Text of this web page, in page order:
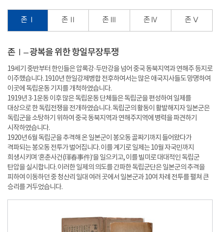
존 Ⅰ 존 Ⅱ 존 Ⅲ 존 Ⅳ 존 Ⅴ
존Ⅰ– 광복을 위한 항일무장투쟁
19세기 중반부터 한인들은 압록강·두만강을 넘어 중국 동북지역과 연해주 등지로
이주했습니다. 1910년 한일강제병합 전후하여서는 많은 애국지사들도 망명하여
이곳에 독립운동 기지를 개척하였습니다.
1919년 3·1운동 이후 많은 독립운동 단체들은 독립군을 편성하여 일제를
대상으로 한 독립전쟁을 전개하였습니다. 독립군의 활동이 활발해지자 일본군은
독립군을 소탕하기 위하여 중국 동북지역과 연해주지역에 병력을 파견하기
시작하였습니다.
1920년 6월 독립군을 추격해 온 일본군이 봉오동 골짜기까지 들어왔다가
격파되는 봉오동 전투가 벌어집니다. 이를 계기로 일제는 10월 자국민까지
희생시키며 ‘혼춘사건(琿春事件)’을 일으키고, 이를 빌미로 대대적인 독립군
탄압을 실시합니다. 이러한 일제의 의도를 간파한 독립군단은 일본군의 추격을
피하여 이동하던 중 청산리 일대 여러 곳에서 일본군과 10여 차례 전투를 펼쳐 큰
승리를 거두었습니다.